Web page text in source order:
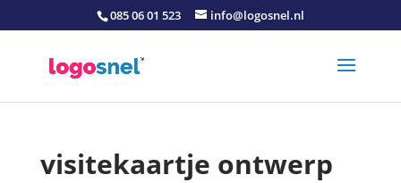
085 06 01 523 info@logosnel.nl
visitekaartje ontwerp